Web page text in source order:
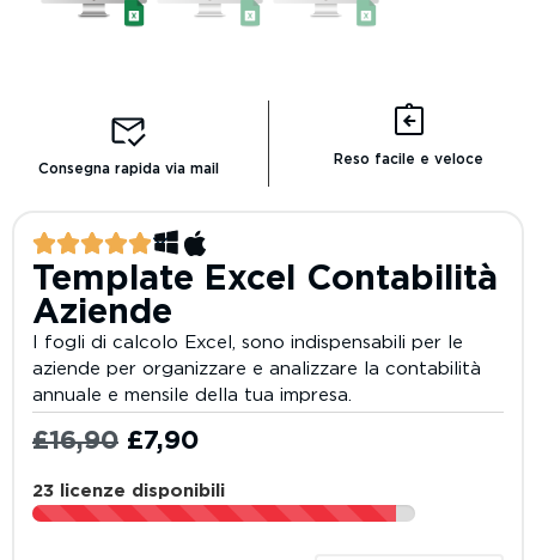
Consegna rapida via mail
Reso facile e veloce
Template Excel Contabilità
Aziende
I fogli di calcolo Excel, sono indispensabili per le
aziende per organizzare e analizzare la contabilità
annuale e mensile della tua impresa.
£16,90 £7,90
23 licenze disponibili